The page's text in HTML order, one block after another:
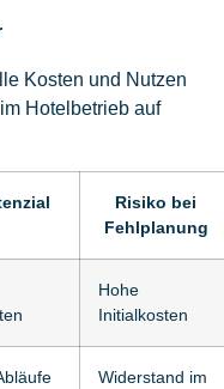
Kosten und Nutzen
Hotelbetrieb auf
Risiko bei
Fehlplanung
Hohe
Initialkosten
Widerstand im